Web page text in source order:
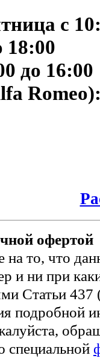
с
18:00
до 16:00
Romeo)
офертой
то, что
и ни при
Статьи 437
подробной